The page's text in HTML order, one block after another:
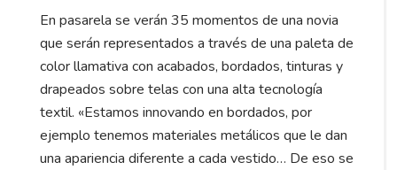
En pasarela se verán 35 momentos de una novia
que serán representados a través de una paleta de
color llamativa con acabados, bordados, tinturas y
drapeados sobre telas con una alta tecnología
textil. «Estamos innovando en bordados, por
ejemplo tenemos materiales metálicos que le dan
una apariencia diferente a cada vestido… De eso se